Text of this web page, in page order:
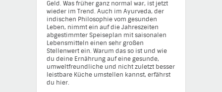
Geld. Was früher ganz normal war, ist jetzt
wieder im Trend. Auch im Ayurveda, der
indischen Philosophie vom gesunden
Leben, nimmt ein auf die Jahreszeiten
abgestimmter Speiseplan mit saisonalen
Lebensmitteln einen sehr großen
Stellenwert ein. Warum das so ist und wie
du deine Ernährung auf eine gesunde,
umweltfreundliche und nicht zuletzt besser
leistbare Küche umstellen kannst, erfährst
du hier.